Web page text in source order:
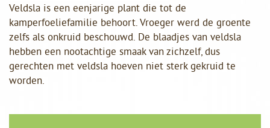
Veldsla is een eenjarige plant die tot de
kamperfoeliefamilie behoort. Vroeger werd de groente
zelfs als onkruid beschouwd. De blaadjes van veldsla
hebben een nootachtige smaak van zichzelf, dus
gerechten met veldsla hoeven niet sterk gekruid te
worden.